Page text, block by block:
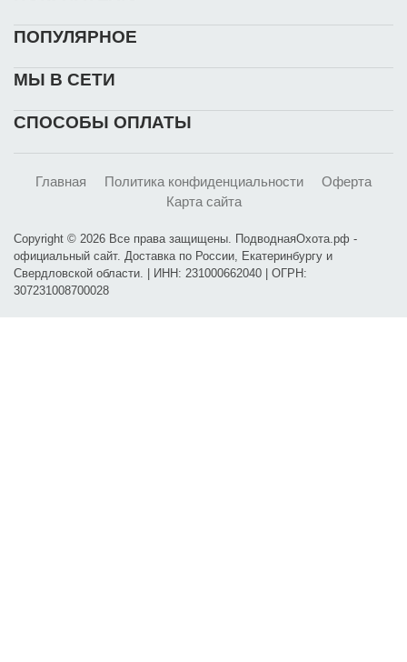
ПОПУЛЯРНОЕ
МЫ В СЕТИ
СПОСОБЫ ОПЛАТЫ
Главная Политика конфиденциальности
Оферта
Карта сайта
Copyright © 2026 Все права защищены. ПодводнаяОхота.рф -
официальный сайт. Доставка по России, Екатеринбургу и
Свердловской области. | ИНН: 231000662040 | ОГРН:
307231008700028